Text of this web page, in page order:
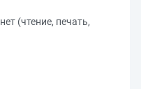
(чтение, печать,